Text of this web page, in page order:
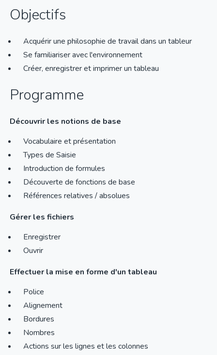
Objectifs
Acquérir une philosophie de travail dans un tableur
Se familiariser avec l'environnement
Créer, enregistrer et imprimer un tableau
Programme
Découvrir les notions de base
Vocabulaire et présentation
Types de Saisie
Introduction de formules
Découverte de fonctions de base
Références relatives / absolues
Gérer les fichiers
Enregistrer
Ouvrir
Effectuer la mise en forme d'un tableau
Police
Alignement
Bordures
Nombres
Actions sur les lignes et les colonnes